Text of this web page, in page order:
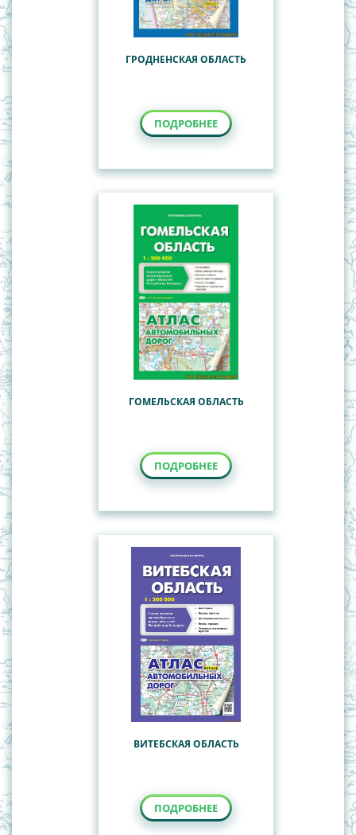
ГРОДНЕНСКАЯ ОБЛАСТЬ
ПОДРОБНЕЕ
ГОМЕЛЬСКАЯ ОБЛАСТЬ
ПОДРОБНЕЕ
ВИТЕБСКАЯ ОБЛАСТЬ
ПОДРОБНЕЕ